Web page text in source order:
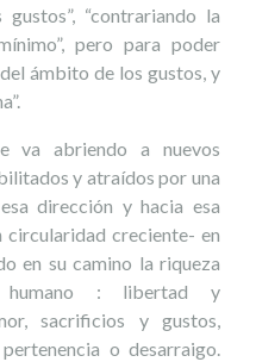
“contrariando la
pero para poder
ámbito de los gustos, y
va abriendo a nuevos
y atraídos por una
dirección y hacia esa
circularidad creciente- en
en su camino la riqueza
: libertad y
sacrificios y gustos,
o desarraigo.